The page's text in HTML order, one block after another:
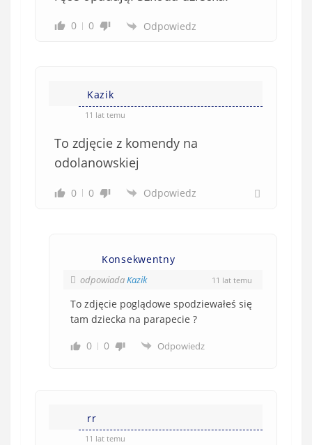
0 0 Odpowiedz
Kazik
11 lat temu
To zdjęcie z komendy na
odolanowskiej
0 0 Odpowiedz
Konsekwentny
odpowiadaKazik 11 lat temu
To zdjęcie poglądowe spodziewałeś się
tam dziecka na parapecie ?
0
0 Odpowiedz
rr
11 lat temu